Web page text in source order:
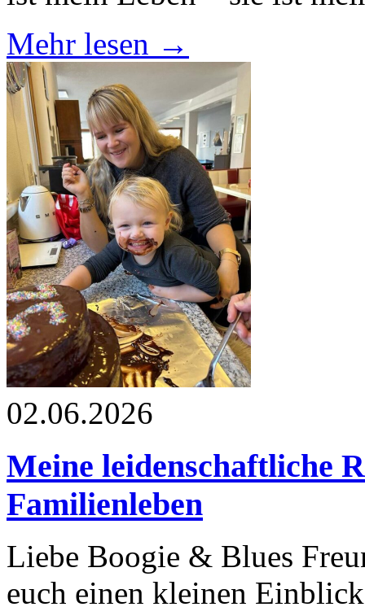
Mehr lesen →
02.06.2026
Meine leidenschaftliche
Familienleben
Liebe Boogie & Blues
euch einen kleinen